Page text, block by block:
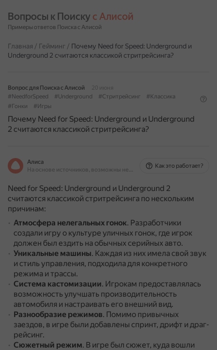
Вопросы к Поиску с Алисой
Примеры ответов Поиска с Алисой
Главная / Гейминг / Почему Need for Speed: Underground и
Underground 2 считаются классикой стритрейсинга?
Вопрос для Поиска с Алисой
20 июня
#NeedforSpeed
#Underground #Стритрейсинг
#Классика
#Гонки
#Игры
Почему Need for Speed: Underground и Underground
2 считаются классикой стритрейсинга?
Алиса
На основе источников, возможны неточности
Как это работает?
Need for Speed: Underground и Underground 2
считаются классикой стритрейсинга по нескольким
причинам:
Атмосфера нелегальных гонок. Разработчики
создали игру о культуре уличных гонок, где игрок
должен был ездить на обычных серийных авто.
Уникальные машины. Каждая из них имела свой звук
и стиль управления, подходила для конкретного
режима и трассы.
Система кастомизации. Игрокам предоставлялась
возможность улучшать производительность
автомобиля и настраивать его внешний вид.
Разнообразие режимов. Помимо привычных
заездов, в игре были добавлены спринт, дрифт и драг-
рейсинг.
Сюжетный режим. В игре был сюжет, куда вошли